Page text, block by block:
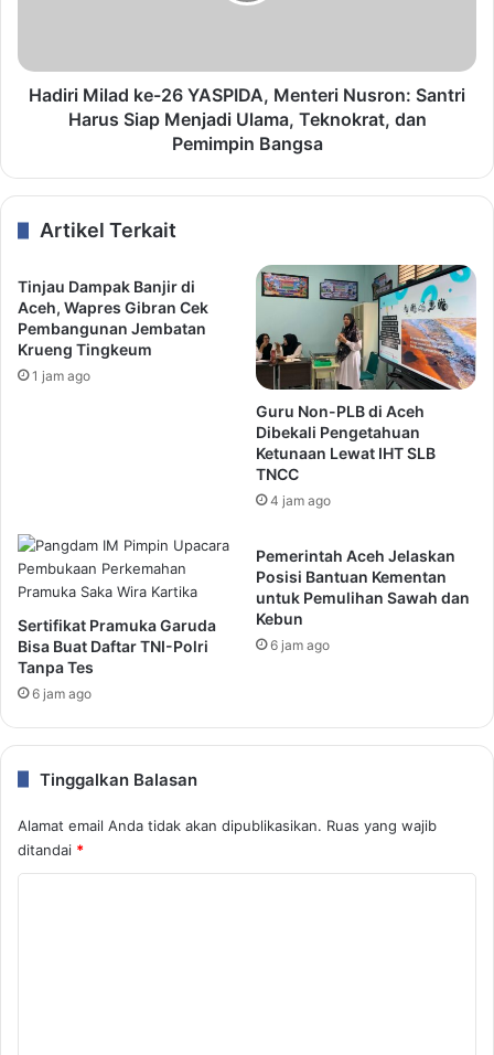
Hadiri Milad ke-26 YASPIDA, Menteri Nusron: Santri
Harus Siap Menjadi Ulama, Teknokrat, dan
Pemimpin Bangsa
Artikel Terkait
Tinjau Dampak Banjir di
Aceh, Wapres Gibran Cek
Pembangunan Jembatan
Krueng Tingkeum
1 jam ago
Guru Non-PLB di Aceh
Dibekali Pengetahuan
Ketunaan Lewat IHT SLB
TNCC
4 jam ago
Sertifikat Pramuka Garuda
Bisa Buat Daftar TNI-Polri
Tanpa Tes
6 jam ago
Pemerintah Aceh Jelaskan
Posisi Bantuan Kementan
untuk Pemulihan Sawah dan
Kebun
6 jam ago
Tinggalkan Balasan
Alamat email Anda tidak akan dipublikasikan. Ruas yang wajib
ditandai *